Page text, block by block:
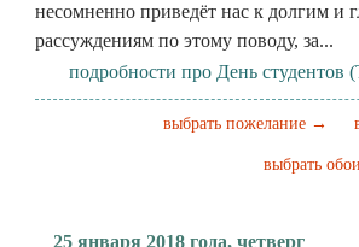
несомненно приведёт нас к долгим и
рассуждениям по этому поводу, за...
подробности про День студентов
выбрать пожелание →
выбрать
25 января 2018 года, четверг